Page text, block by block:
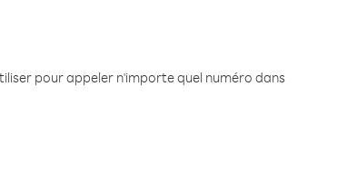
pour appeler n'importe quel numéro dans